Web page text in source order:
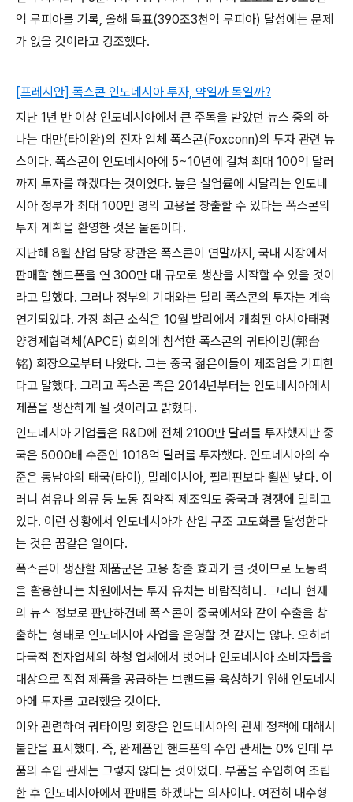
억 루피아를 기록, 올해 목표(390조3천억 루피아) 달성에는 문제
가 없을 것이라고 강조했다.
[프레시안] 폭스콘 인도네시아 투자, 약일까 독일까?
지난 1년 반 이상 인도네시아에서 큰 주목을 받았던 뉴스 중의 하
나는 대만(타이완)의 전자 업체 폭스콘(Foxconn)의 투자 관련 뉴
스이다. 폭스콘이 인도네시아에 5~10년에 걸쳐 최대 100억 달러
까지 투자를 하겠다는 것이었다. 높은 실업률에 시달리는 인도네
시아 정부가 최대 100만 명의 고용을 창출할 수 있다는 폭스콘의
투자 계획을 환영한 것은 물론이다.
지난해 8월 산업 담당 장관은 폭스콘이 연말까지, 국내 시장에서
판매할 핸드폰을 연 300만 대 규모로 생산을 시작할 수 있을 것이
라고 말했다. 그러나 정부의 기대와는 달리 폭스콘의 투자는 계속
연기되었다. 가장 최근 소식은 10월 발리에서 개최된 아시아태평
양경제협력체(APCE) 회의에 참석한 폭스콘의 궈타이밍(郭台
铭) 회장으로부터 나왔다. 그는 중국 젊은이들이 제조업을 기피한
다고 말했다. 그리고 폭스콘 측은 2014년부터는 인도네시아에서
제품을 생산하게 될 것이라고 밝혔다.
인도네시아 기업들은 R&D에 전체 2100만 달러를 투자했지만 중
국은 5000배 수준인 1018억 달러를 투자했다. 인도네시아의 수
준은 동남아의 태국(타이), 말레이시아, 필리핀보다 훨씬 낮다. 이
러니 섬유나 의류 등 노동 집약적 제조업도 중국과 경쟁에 밀리고
있다. 이런 상황에서 인도네시아가 산업 구조 고도화를 달성한다
는 것은 꿈같은 일이다.
폭스콘이 생산할 제품군은 고용 창출 효과가 클 것이므로 노동력
을 활용한다는 차원에서는 투자 유치는 바람직하다. 그러나 현재
의 뉴스 정보로 판단하건데 폭스콘이 중국에서와 같이 수출을 창
출하는 형태로 인도네시아 사업을 운영할 것 같지는 않다. 오히려
다국적 전자업체의 하청 업체에서 벗어나 인도네시아 소비자들을
대상으로 직접 제품을 공급하는 브랜드를 육성하기 위해 인도네시
아에 투자를 고려했을 것이다.
이와 관련하여 궈타이밍 회장은 인도네시아의 관세 정책에 대해서
불만을 표시했다. 즉, 완제품인 핸드폰의 수입 관세는 0% 인데 부
품의 수입 관세는 그렇지 않다는 것이었다. 부품을 수입하여 조립
한 후 인도네시아에서 판매를 하겠다는 의사이다. 여전히 내수형